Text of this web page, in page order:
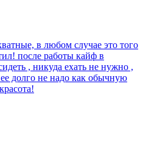
в любом случае это того
после работы кайф в
, никуда ехать не нужно ,
долго не надо как обычную